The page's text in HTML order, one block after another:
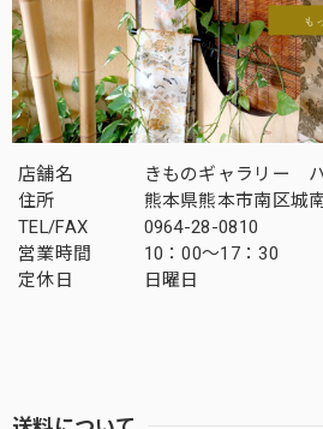
店舗名
きものギャラリー
住所
熊本県熊本市南区城
TEL/FAX
0964-28-0810
営業時間
10：00～17：30
定休日
日曜日